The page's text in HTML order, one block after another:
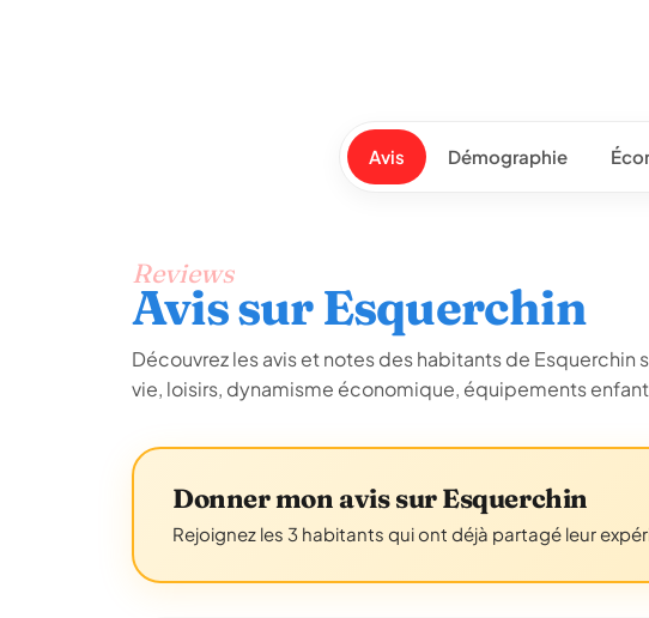
Avis Démographie
Reviews
Avis sur Esquerchin
Découvrez les avis et notes des habitants de Esquerchin
vie, loisirs, dynamisme économique, équipements
Donner mon avis sur Esquerchin
Rejoignez les 3 habitants qui ont déjà partagé leur